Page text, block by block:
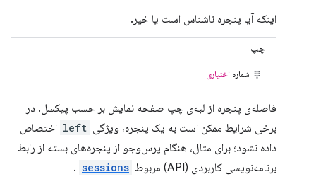
اینکه آیا پنجره ناشناس است یا خیر.
چپ
شماره اختیاری
فاصله‌ی پنجره از لبه‌ی چپ صفحه نمایش بر حسب پیکسل. در
برخی شرایط ممکن است به یک پنجره، ویژگی left اختصاص
داده نشود؛ برای مثال، هنگام پرس‌وجو از پنجره‌های بسته از رابط
برنامه‌نویسی کاربردی (API) مربوط
sessions
.